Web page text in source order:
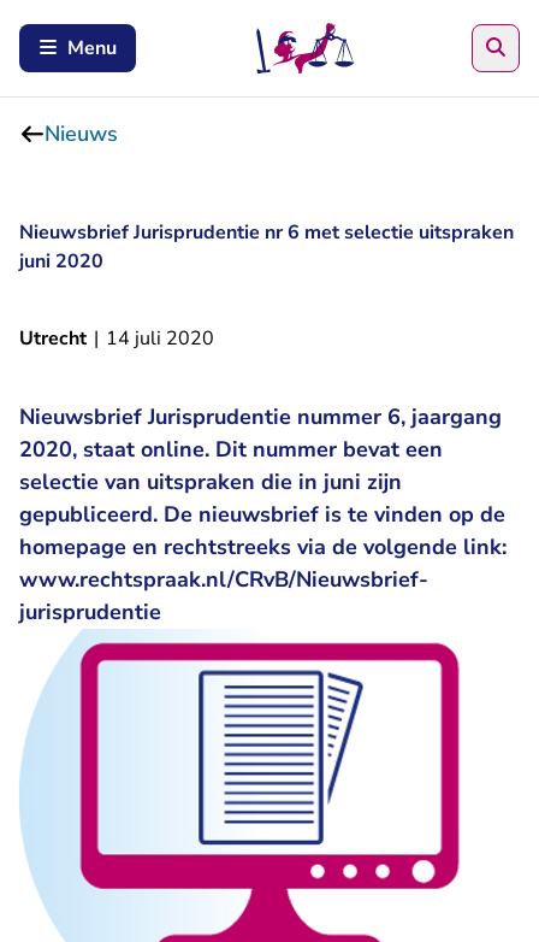
Menu
Nieuws
Nieuwsbrief Jurisprudentie nr 6 met selectie uitspraken
juni 2020
Utrecht | 14 juli 2020
Nieuwsbrief Jurisprudentie nummer 6, jaargang
2020, staat online. Dit nummer bevat een
selectie van uitspraken die in juni zijn
gepubliceerd. De nieuwsbrief is te vinden op de
homepage en rechtstreeks via de volgende link:
www.rechtspraak.nl/CRvB/Nieuwsbrief-
jurisprudentie